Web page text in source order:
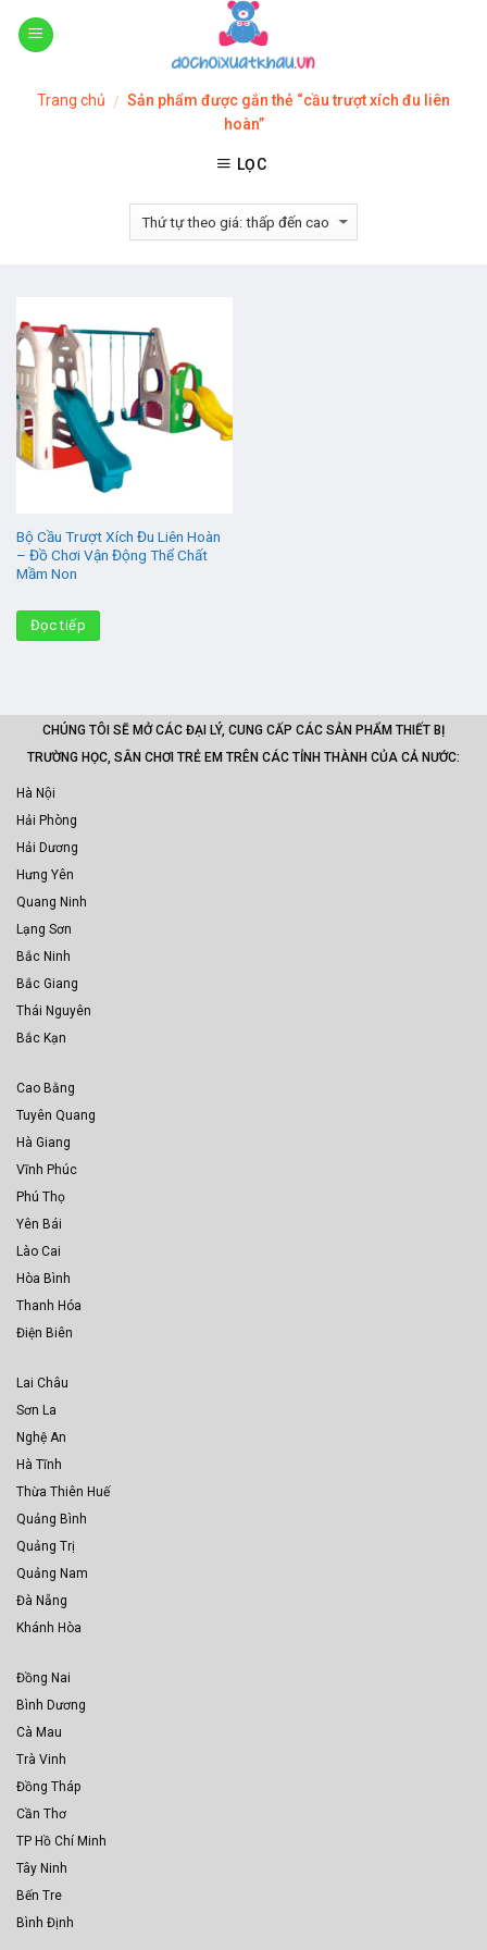
Skip
Trang chủ / Sản phẩm được gắn thẻ “cầu trượt xích đu liên
hoàn”
LỌC
Bộ Cầu Trượt Xích Đu Liên Hoàn
– Đồ Chơi Vận Động Thể Chất
Mầm Non
Đọc tiếp
CHÚNG TÔI SẼ MỞ CÁC ĐẠI LÝ, CUNG CẤP CÁC SẢN PHẨM THIẾT BỊ
TRƯỜNG HỌC, SÂN CHƠI TRẺ EM TRÊN CÁC TỈNH THÀNH CỦA CẢ NƯỚC:
Hà Nội
Hải Phòng
Hải Dương
Hưng Yên
Quang Ninh
Lạng Sơn
Bắc Ninh
Bắc Giang
Thái Nguyên
Bắc Kạn
Cao Bằng
Tuyên Quang
Hà Giang
Vĩnh Phúc
Phú Thọ
Yên Bái
Lào Cai
Hòa Bình
Thanh Hóa
Điện Biên
Lai Châu
Sơn La
Nghệ An
Hà Tĩnh
Thừa Thiên Huế
Quảng Bình
Quảng Trị
Quảng Nam
Đà Nẵng
Khánh Hòa
Đồng Nai
Bình Dương
Cà Mau
Trà Vinh
Đồng Tháp
Cần Thơ
TP Hồ Chí Minh
Tây Ninh
Bến Tre
Bình Định